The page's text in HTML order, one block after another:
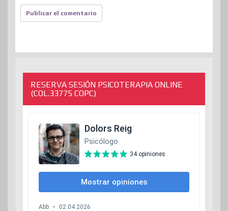
RESERVA SESIÓN PSICOTERAPIA ONLINE
(COL.33775 COPC)